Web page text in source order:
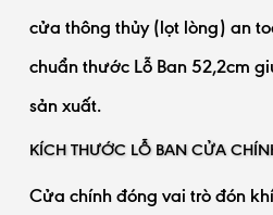
cửa thông thủy (lọt lòng) an
chuẩn thước Lỗ Ban 52,2cm
sản xuất.
KÍCH THƯỚC LỖ BAN CỬA
Cửa chính đóng vai trò đón